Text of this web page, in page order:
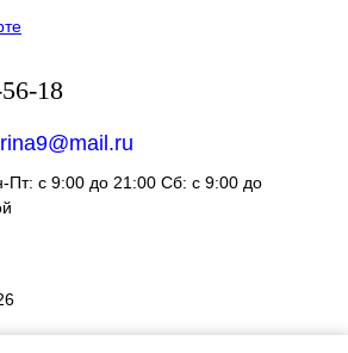
18
Пт: с 9:00 до 21:00 Сб: с 9:00 до